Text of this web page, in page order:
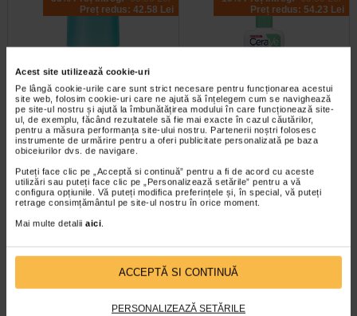
Acest site utilizează cookie-uri
Pe lângă cookie-urile care sunt strict necesare pentru funcționarea acestui
site web, folosim cookie-uri care ne ajută să înțelegem cum se navighează
pe site-ul nostru și ajută la îmbunătățirea modului în care funcționează site-
ul, de exemplu, făcând rezultatele să fie mai exacte în cazul căutărilor,
pentru a măsura performanța site-ului nostru. Partenerii noștri folosesc
instrumente de urmărire pentru a oferi publicitate personalizată pe baza
obiceiurilor dvs. de navigare.
Puteți face clic pe „Acceptă si continuă” pentru a fi de acord cu aceste
utilizări sau puteți face clic pe „Personalizează setările” pentru a vă
configura opțiunile. Vă puteți modifica preferințele și, în special, vă puteți
retrage consimțământul pe site-ul nostru în orice moment.
Mai multe detalii aici
ACCEPTĂ SI CONTINUĂ
PERSONALIZEAZĂ SETĂRILE
Preț redus: 42.58 Lei
VICHY-Deo D.T.Roll-on
antipers.efic.48h cu parfum…
Spune adio transpiratiei si
mirosului neplacut al acesteia in
contact cu aerul, pentru ca de…
Preț redus: 54.23 Lei
Gel de curatare spumant, piele
normal-mixta, 236 ml, CeraVe
Gelul de Curatare Spumant CeraVe
curata delicat in profunzime, lasand
pielii o senzatie placuta. Gelul de…
119.70 Lei
Preț redus: 102.58 Lei
-20% Preț întreg: